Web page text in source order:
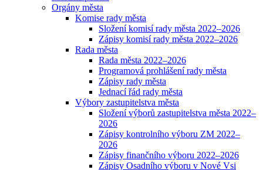
Orgány města
Komise rady města
Složení komisí rady města 2022–2026
Zápisy komisí rady města 2022–2026
Rada města
Rada města 2022–2026
Programová prohlášení rady města
Zápisy rady města
Jednací řád rady města
Výbory zastupitelstva města
Složení výborů zastupitelstva města 2022–
2026
Zápisy kontrolního výboru ZM 2022–
2026
Zápisy finančního výboru 2022–2026
Zápisy Osadního výboru v Nové Vsi